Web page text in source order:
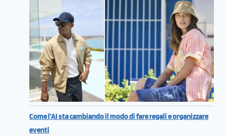
Come l’AI sta cambiando il modo di fare regali e organizzare
eventi